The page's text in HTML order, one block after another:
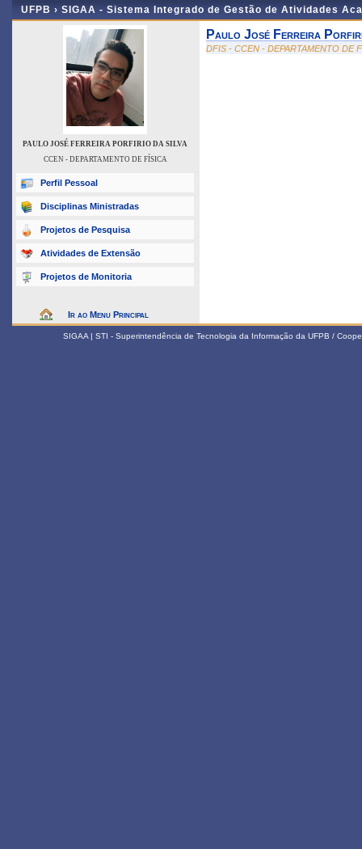
UFPB › SIGAA - Sistema Integrado de Gestão de Atividades
PAULO JOSÉ FERREIRA PORFIRIO DA SILVA
CCEN - DEPARTAMENTO DE FÍSICA
Perfil Pessoal
Disciplinas Ministradas
Projetos de Pesquisa
Atividades de Extensão
Projetos de Monitoria
Ir ao Menu Principal
Paulo José Ferreira
DFIS - CCEN - DEPARTAMENTO DE
SIGAA | STI - Superintendência de Tecnologia da Informação da UFPB /